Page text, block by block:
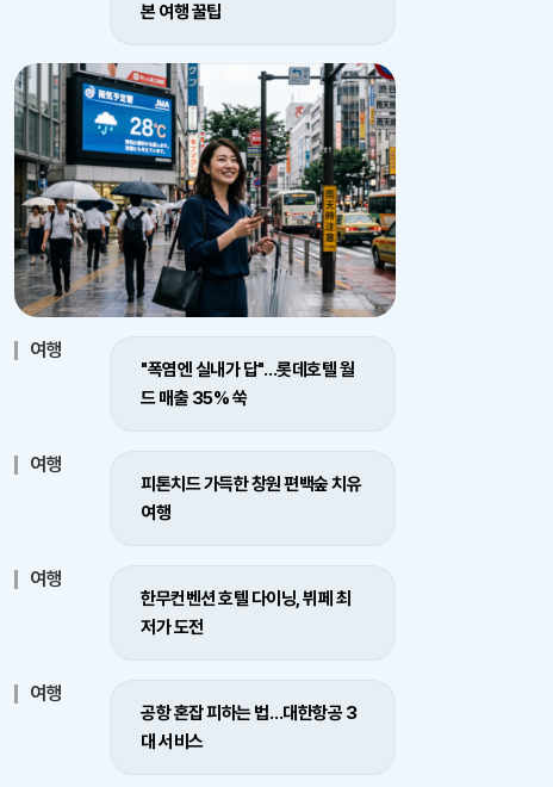
본 여행 꿀팁
여행
"폭염엔 실내가 답"…롯데호텔 월
드 매출 35% 쑥
여행
피톤치드 가득한 창원 편백숲 치유
여행
여행
한무컨벤션 호텔 다이닝, 뷔페 최
저가 도전
여행
공항 혼잡 피하는 법…대한항공 3
대 서비스